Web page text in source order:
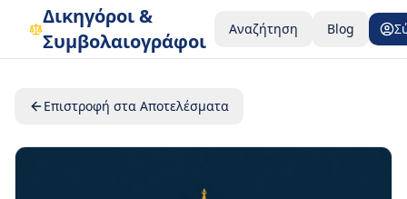
Δικηγόροι &
Συμβολαιογράφοι
Αναζήτηση Blog
Επιστροφή στα Αποτελέσματα